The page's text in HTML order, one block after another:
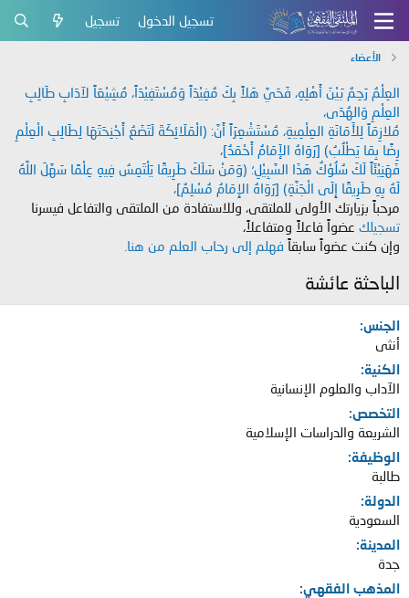
تسجيل الدخول تسجيل
الأعضاء
العِلْمُ رَحِمٌ بَيْنَ أَهْلِهِ، فَحَيَّ هَلاً بِكَ مُفِيْدَاً وَمُسْتَفِيْدَاً، مُشِيْعَاً لآدَابِ طَالِبِ
العِلْمِ وَالهُدَى،
مُلازِمَاً لِلأَمَانَةِ العِلْمِيةِ، مُسْتَشْعِرَاً أَنَّ: (الْمَلَائِكَةَ لَتَضَعُ أَجْنِحَتَهَا لِطَالِبِ الْعِلْمِ
رِضًا بِمَا يَطْلُبُ) [رَوَاهُ الإَمَامُ أَحْمَدُ]،
فَهَنِيْئَاً لَكَ سُلُوْكُ هَذَا السَّبِيْلِ؛ (وَمَنْ سَلَكَ طَرِيقًا يَلْتَمِسُ فِيهِ عِلْمًا سَهَّلَ اللَّهُ
لَهُ بِهِ طَرِيقًا إِلَى الْجَنَّةِ) [رَوَاهُ الإِمَامُ مُسْلِمٌ]،
مرحباً بزيارتك الأولى للملتقى، وللاستفادة من الملتقى والتفاعل فيسرنا
تسجيلك عضواً فاعلاً ومتفاعلاً،
وإن كنت عضواً سابقاً فهلم إلى رحاب العلم من هنا.
الباحثة عائشة
الجنس
أنثى
الكنية
الآداب والعلوم الإنسانية
التخصص
الشريعة والدراسات الإسلامية
الوظيفة
طالبة
الدولة
السعودية
المدينة
جدة
المذهب الفقهي